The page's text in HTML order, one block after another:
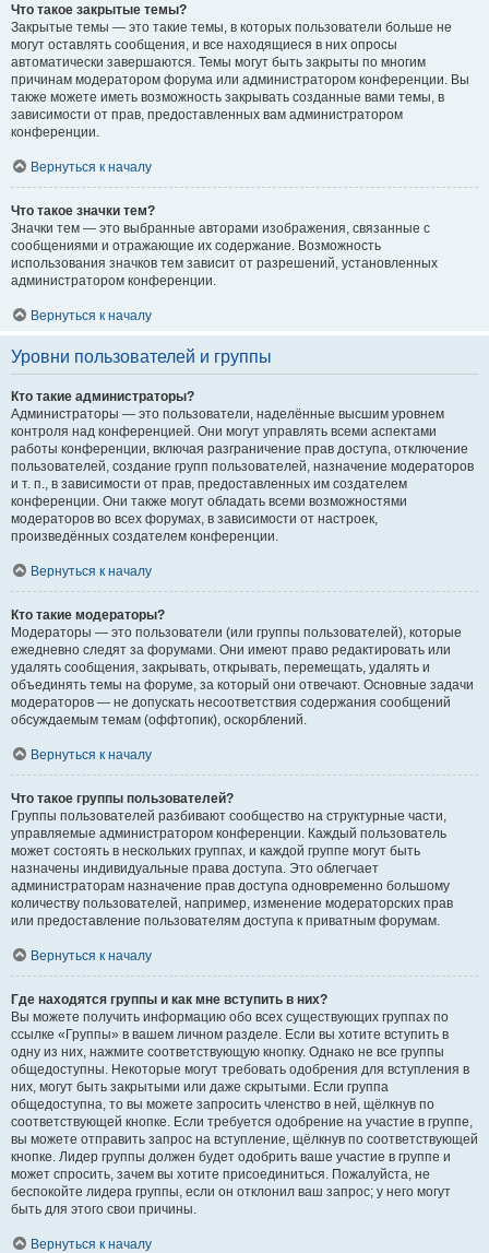
Что такое закрытые темы?
Закрытые темы — это такие темы, в которых пользователи больше не
могут оставлять сообщения, и все находящиеся в них опросы
автоматически завершаются. Темы могут быть закрыты по многим
причинам модератором форума или администратором конференции. Вы
также можете иметь возможность закрывать созданные вами темы, в
зависимости от прав, предоставленных вам администратором
конференции.
Вернуться к началу
Что такое значки тем?
Значки тем — это выбранные авторами изображения, связанные с
сообщениями и отражающие их содержание. Возможность
использования значков тем зависит от разрешений, установленных
администратором конференции.
Вернуться к началу
Уровни пользователей и группы
Кто такие администраторы?
Администраторы — это пользователи, наделённые высшим уровнем
контроля над конференцией. Они могут управлять всеми аспектами
работы конференции, включая разграничение прав доступа, отключение
пользователей, создание групп пользователей, назначение модераторов
и т. п., в зависимости от прав, предоставленных им создателем
конференции. Они также могут обладать всеми возможностями
модераторов во всех форумах, в зависимости от настроек,
произведённых создателем конференции.
Вернуться к началу
Кто такие модераторы?
Модераторы — это пользователи (или группы пользователей), которые
ежедневно следят за форумами. Они имеют право редактировать или
удалять сообщения, закрывать, открывать, перемещать, удалять и
объединять темы на форуме, за который они отвечают. Основные задачи
модераторов — не допускать несоответствия содержания сообщений
обсуждаемым темам (оффтопик), оскорблений.
Вернуться к началу
Что такое группы пользователей?
Группы пользователей разбивают сообщество на структурные части,
управляемые администратором конференции. Каждый пользователь
может состоять в нескольких группах, и каждой группе могут быть
назначены индивидуальные права доступа. Это облегчает
администраторам назначение прав доступа одновременно большому
количеству пользователей, например, изменение модераторских прав
или предоставление пользователям доступа к приватным форумам.
Вернуться к началу
Где находятся группы и как мне вступить в них?
Вы можете получить информацию обо всех существующих группах по
ссылке «Группы» в вашем личном разделе. Если вы хотите вступить в
одну из них, нажмите соответствующую кнопку. Однако не все группы
общедоступны. Некоторые могут требовать одобрения для вступления в
них, могут быть закрытыми или даже скрытыми. Если группа
общедоступна, то вы можете запросить членство в ней, щёлкнув по
соответствующей кнопке. Если требуется одобрение на участие в группе,
вы можете отправить запрос на вступление, щёлкнув по соответствующей
кнопке. Лидер группы должен будет одобрить ваше участие в группе и
может спросить, зачем вы хотите присоединиться. Пожалуйста, не
беспокойте лидера группы, если он отклонил ваш запрос; у него могут
быть для этого свои причины.
Вернуться к началу